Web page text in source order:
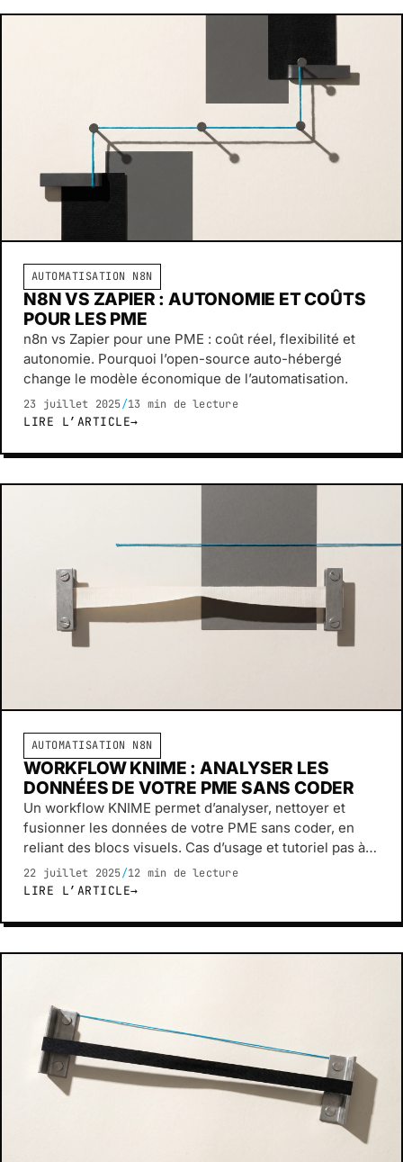
AUTOMATISATION N8N
N8N VS ZAPIER : AUTONOMIE ET COÛTS
POUR LES PME
n8n vs Zapier pour une PME : coût réel, flexibilité et
autonomie. Pourquoi l’open-source auto-hébergé
change le modèle économique de l’automatisation.
23 juillet 2025/13 min de lecture
LIRE L’ARTICLE→
AUTOMATISATION N8N
WORKFLOW KNIME : ANALYSER LES
DONNÉES DE VOTRE PME SANS CODER
Un workflow KNIME permet d’analyser, nettoyer et
fusionner les données de votre PME sans coder, en
reliant des blocs visuels. Cas d’usage et tutoriel pas à
pas.
22 juillet 2025/12 min de lecture
LIRE L’ARTICLE→